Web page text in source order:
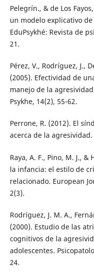
Pelegrín., & de Los
un modelo explicativo
EduPsykhé: Revista de
21.
Pérez, V., Rodríguez, J.,
(2005). Efectividad de
manejo de la
Psykhe, 14(2), 55-62.
Perrone, R. (2012). El
acerca de la agresividad.
Raya, A. F., Pino, M. J.,
la infancia: el estilo de
relacionado. European
2(3).
Rodríguez, J. M. A.,
(2000). Estudio de las
cognitivos de la
adolescentes.
24.